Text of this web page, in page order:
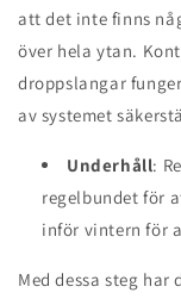
att det inte finns
över hela ytan.
droppslangar
av systemet
Underhåll:
regelbundet för
inför vintern för
Med dessa steg